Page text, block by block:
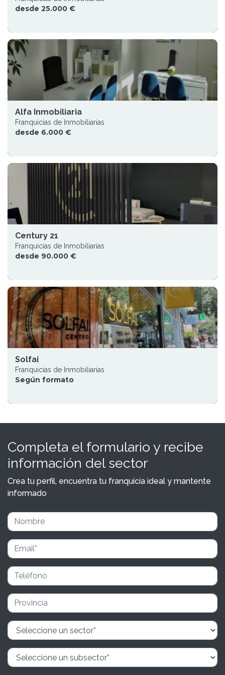
desde 25.000 €
Alfa Inmobiliaria
Franquicias de Inmobiliarias
desde 6.000 €
Century 21
Franquicias de Inmobiliarias
desde 90.000 €
Solfai
Franquicias de Inmobiliarias
Según formato
Completa el formulario y recibe
información del sector
Crea tu perfil, encuentra tu franquicia ideal y mantente
informado